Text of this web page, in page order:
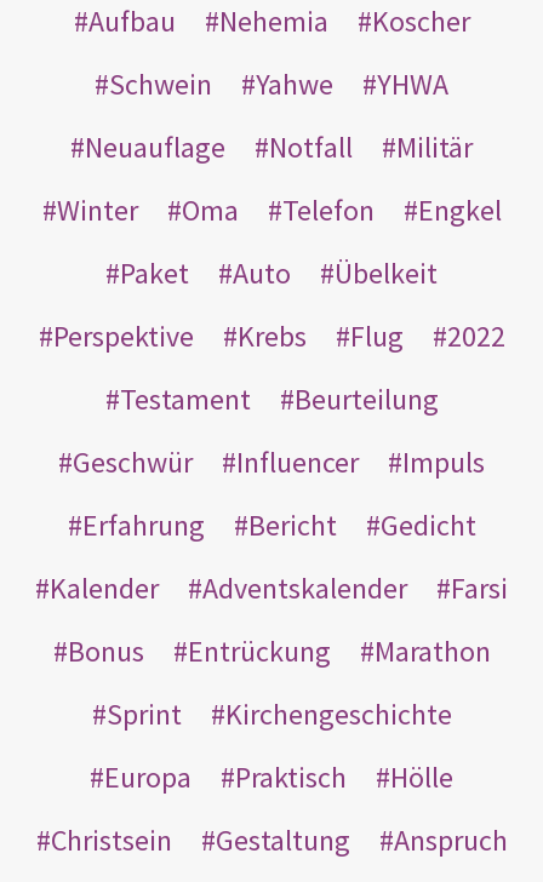
Aufbau
Nehemia
Koscher
Schwein
Yahwe
YHWA
Neuauflage
Notfall
Militär
Winter
Oma Telefon
Engkel
Paket
Auto
Übelkeit
Perspektive
Krebs Flug
2022
Testament
Beurteilung
Geschwür
Influencer
Impuls
Erfahrung
Bericht
Gedicht
Kalender
Adventskalender
Farsi
Bonus
Entrückung
Marathon
Sprint
Kirchengeschichte
Europa
Praktisch
Hölle
Christsein
Gestaltung
Anspruch